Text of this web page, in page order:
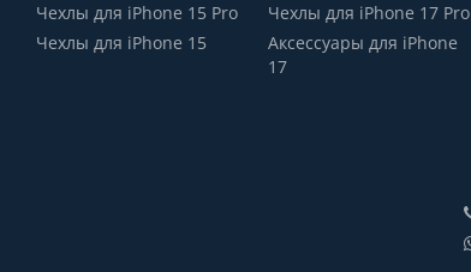
Чехлы для iPhone 15 Pro
Чехлы для iPhone 15
Чехлы для iPhone 17 Pro
Аксессуары для iPhone
17